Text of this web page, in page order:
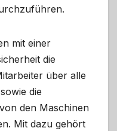
mit einer
die
über alle
die
den Maschinen
Mit dazu gehört